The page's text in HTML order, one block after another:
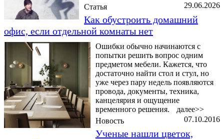
29.06.2026
Статья
Как обустроить домашний
офис, если отдельной комнаты нет
Ошибки обычно начинаются с
попытки решить вопрос одним
предметом мебели. Кажется, что
достаточно найти стол и стул, но
уже через пару недель появляются
провода, документы, техника,
канцелярия и ощущение
временного решения.
далее>>
07.10.2016
Новость
Ученые нашли цветок,